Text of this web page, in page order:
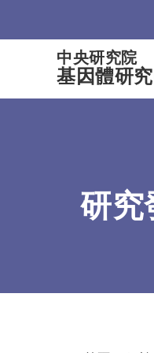
中央研究院
基因體研
研究